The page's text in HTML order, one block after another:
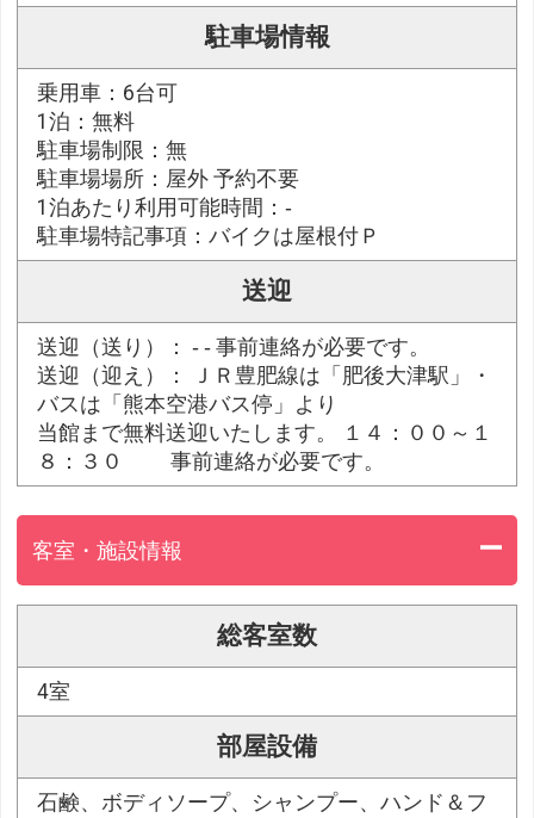
駐車場情報
乗用車：6台可
1泊：無料
駐車場制限：無
駐車場場所：屋外 予約不要
1泊あたり利用可能時間：‐
駐車場特記事項：バイクは屋根付Ｐ
送迎
送迎（送り）： ‐ ‐ 事前連絡が必要です。
送迎（迎え）： ＪＲ豊肥線は「肥後大津駅」・
バスは「熊本空港バス停」より
当館まで無料送迎いたします。 １４：００～１
８：３０ 事前連絡が必要です。
客室・施設情報
総客室数
4室
部屋設備
石鹸、ボディソープ、シャンプー、ハンド＆フ